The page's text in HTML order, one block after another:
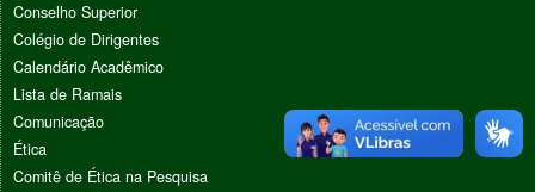
Conselho Superior
Colégio de Dirigentes
Calendário Acadêmico
Lista de Ramais
Comunicação
Ética
Comitê de Ética na Pesquisa